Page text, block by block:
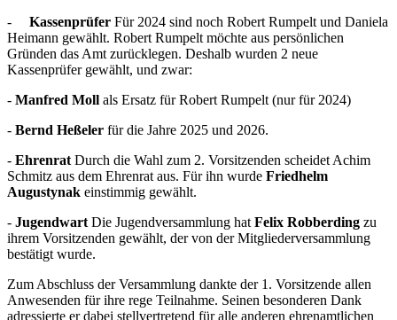
- Kassenprüfer Für 2024 sind noch Robert Rumpelt und Daniela
Heimann gewählt. Robert Rumpelt möchte aus persönlichen
Gründen das Amt zurücklegen. Deshalb wurden 2 neue
Kassenprüfer gewählt, und zwar:
- Manfred Moll als Ersatz für Robert Rumpelt (nur für 2024)
- Bernd Heßeler für die Jahre 2025 und 2026.
- Ehrenrat Durch die Wahl zum 2. Vorsitzenden scheidet Achim
Schmitz aus dem Ehrenrat aus. Für ihn wurde Friedhelm
Augustynak einstimmig gewählt.
- Jugendwart Die Jugendversammlung hat Felix Robberding zu
ihrem Vorsitzenden gewählt, der von der Mitgliederversammlung
bestätigt wurde.
Zum Abschluss der Versammlung dankte der 1. Vorsitzende allen
Anwesenden für ihre rege Teilnahme. Seinen besonderen Dank
adressierte er dabei stellvertretend für alle anderen ehrenamtlichen